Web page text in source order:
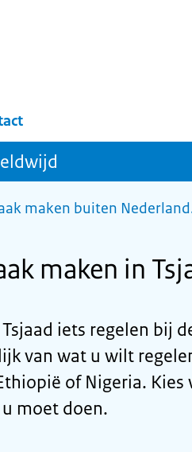
maken buiten
maken in
iets regelen bij
van wat u wilt
of Nigeria.
moet doen.